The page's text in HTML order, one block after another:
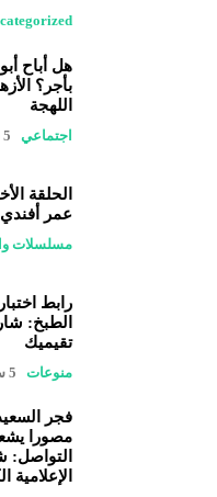
هل أباح
بأجر؟
اللهجة
اجتماعي 5 سبتمبر، 2024
الحلقة
عمر
مسلسلات
رابط
الطبخ:
تقيميك
منوعات 5 سبتمبر، 2024
فجر
مصورا
الإعلامية